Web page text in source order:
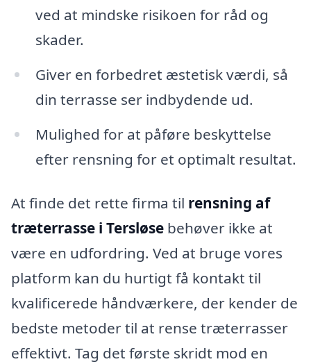
ved at mindske risikoen for råd og
skader.
Giver en forbedret æstetisk værdi, så
din terrasse ser indbydende ud.
Mulighed for at påføre beskyttelse
efter rensning for et optimalt resultat.
At finde det rette firma til rensning af
træterrasse i Tersløse behøver ikke at
være en udfordring. Ved at bruge vores
platform kan du hurtigt få kontakt til
kvalificerede håndværkere, der kender de
bedste metoder til at rense træterrasser
effektivt. Tag det første skridt mod en